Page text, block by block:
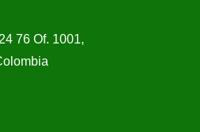
76 Of. 1001,